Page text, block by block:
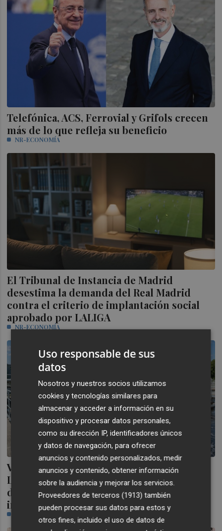
Telefónica, ACS, Ferrovial y Grifols crecen
más de lo que refleja su beneficio
NR-ECONOMÍA
El Tribunal de Instancia de Madrid
desestima la demanda del Real Madrid
contra el criterio de implantación social
aprobado por LALIGA
NR-ECONOMÍA
Veolia refuerza su posición en
Latinoamérica con un contrato histórico
de agua en Colombia para modernizar la
infraestructura hídrica de Cúcuta
NR-ECONOMÍA
Uso responsable de sus
datos
Nosotros y nuestros socios utilizamos
cookies y tecnologías similares para
almacenar y acceder a información en su
dispositivo y procesar datos personales,
como su dirección IP, identificadores únicos
y datos de navegación, para ofrecer
anuncios y contenido personalizados, medir
anuncios y contenido, obtener información
sobre la audiencia y mejorar los servicios.
Proveedores de terceros (1913) también
pueden procesar sus datos para estos y
otros fines, incluido el uso de datos de